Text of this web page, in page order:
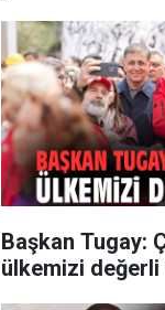
Başkan Tugay:
ülkemizi değerli